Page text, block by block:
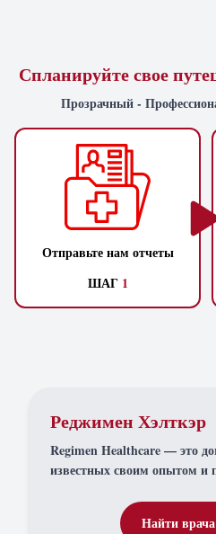
Спланируйте свое
Прозрачный -
Отправьте нам отчеты
ШАГ 1
Реджимен Хэлткэр
Regimen Healthcare — это
известных своим опытом и
Найти врача